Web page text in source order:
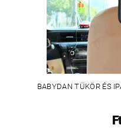
BABYDAN TÜKÖR ÉS